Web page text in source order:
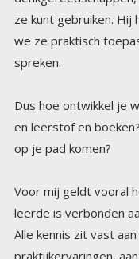
ze kunt gebruiken. Hij
we ze praktisch
spreken.
Dus hoe ontwikkel je
en leerstof en
op je pad komen?
Voor mij geldt vooral
leerde is verbonden
Alle kennis zit vast
praktijkervaringen,